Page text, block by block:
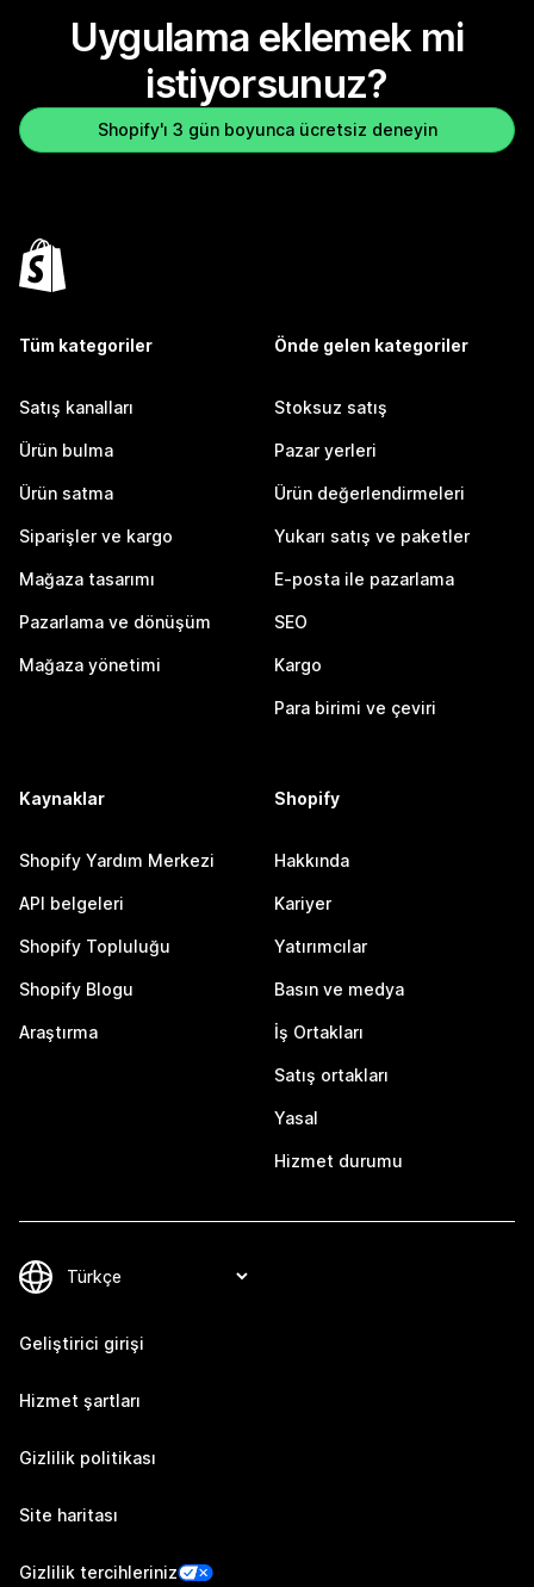
Uygulama eklemek mi
istiyorsunuz?
Shopify'ı 3 gün boyunca ücretsiz deneyin
Tüm kategoriler
Satış kanalları
Ürün bulma
Ürün satma
Siparişler ve kargo
Mağaza tasarımı
Pazarlama ve dönüşüm
Mağaza yönetimi
Önde gelen kategoriler
Stoksuz satış
Pazar yerleri
Ürün değerlendirmeleri
Yukarı satış ve paketler
E-posta ile pazarlama
SEO
Kargo
Para birimi ve çeviri
Kaynaklar
Shopify Yardım Merkezi
API belgeleri
Shopify Topluluğu
Shopify Blogu
Araştırma
Shopify
Hakkında
Kariyer
Yatırımcılar
Basın ve medya
İş Ortakları
Satış ortakları
Yasal
Hizmet durumu
Geliştirici girişi
Hizmet şartları
Gizlilik politikası
Site haritası
Gizlilik tercihleriniz